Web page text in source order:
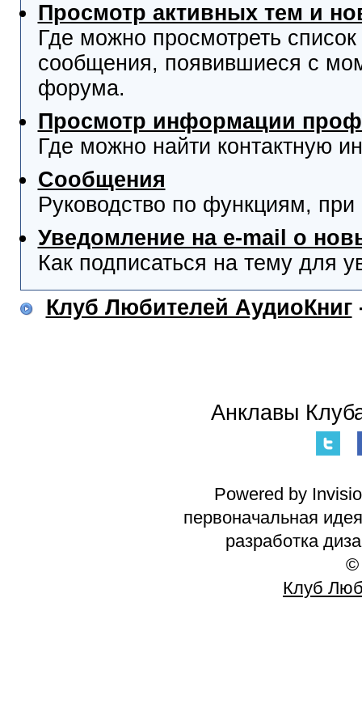
Просмотр активных тем и
Где можно просмотреть
сообщения, появившиеся с
форума.
Просмотр информации
Где можно найти контактную
Сообщения
Руководство по функциям,
Уведомление на e-mail о
Как подписаться на тему для
Клуб Любителей АудиоКниг
Анклавы
Powered by
первоначальная
разработка
©
Клуб